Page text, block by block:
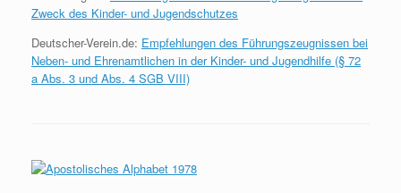
Zweck des Kinder- und Jugendschutzes
Deutscher-Verein.de: Empfehlungen des Führungszeugnissen bei
Neben- und Ehrenamtlichen in der Kinder- und Jugendhilfe (§ 72
a Abs. 3 und Abs. 4 SGB VIII)